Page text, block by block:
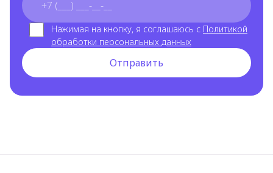
Нажимая на кнопку, я соглашаюсь с Политикой
обработки персональных данных
Отправить